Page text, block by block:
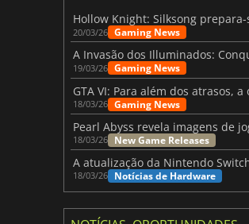
20/03/26 Gaming News
19/03/26 Gaming News
18/03/26 Gaming News
18/03/26 New Game Releases
18/03/26 Notícias de Hardware